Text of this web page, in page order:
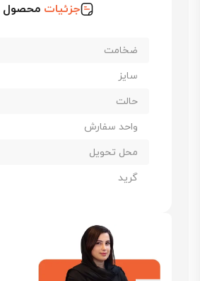
جزئیات محصول
ضخامت
سایز
حالت
واحد سفارش
محل تحویل
گرید